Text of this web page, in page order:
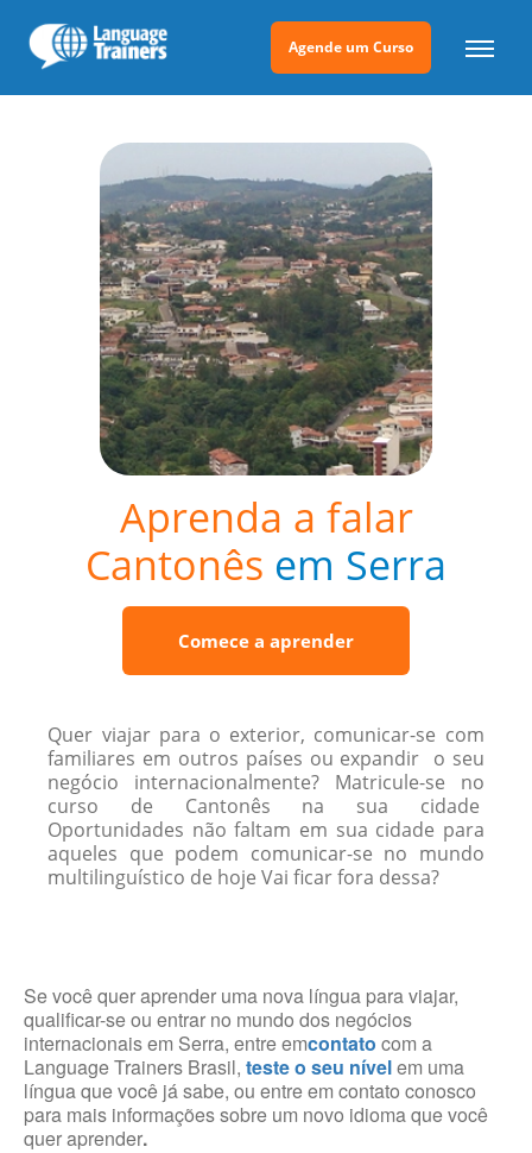
Agende um Curso
Aprenda a falar
Cantonês em Serra
Comece a aprender
Quer viajar para o exterior, comunicar-se com
familiares em outros países ou expandir o seu
negócio internacionalmente? Matricule-se no
curso de Cantonês na sua cidade
Oportunidades não faltam em sua cidade para
aqueles que podem comunicar-se no mundo
multilinguístico de hoje Vai ficar fora dessa?
Se você quer aprender uma nova língua para viajar,
qualificar-se ou entrar no mundo dos negócios
internacionais em Serra, entre emcontato com a
Language Trainers Brasil, teste o seu nívelem uma
língua que você já sabe, ou entre em contato conosco
para mais informações sobre um novo idioma que você
quer aprender.